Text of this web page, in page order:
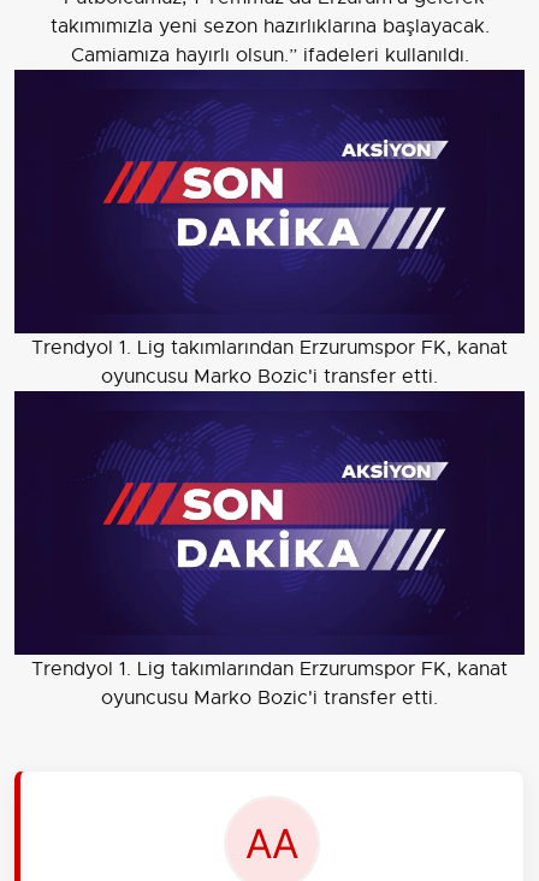
takımımızla yeni sezon hazırlıklarına başlayacak.
Camiamıza hayırlı olsun.” ifadeleri kullanıldı.
Trendyol 1. Lig takımlarından Erzurumspor FK, kanat
oyuncusu Marko Bozic'i transfer etti.
Trendyol 1. Lig takımlarından Erzurumspor FK, kanat
oyuncusu Marko Bozic'i transfer etti.